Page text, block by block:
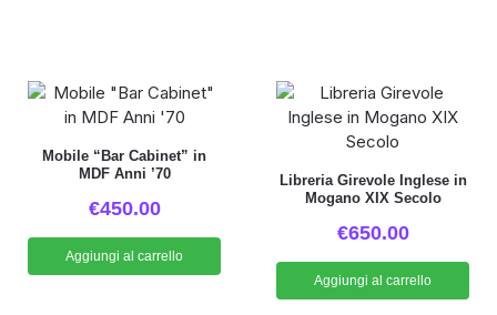
Mobile “Bar Cabinet” in
MDF Anni ’70
€450.00
Aggiungi al carrello
Libreria Girevole Inglese in
Mogano XIX Secolo
€650.00
Aggiungi al carrello